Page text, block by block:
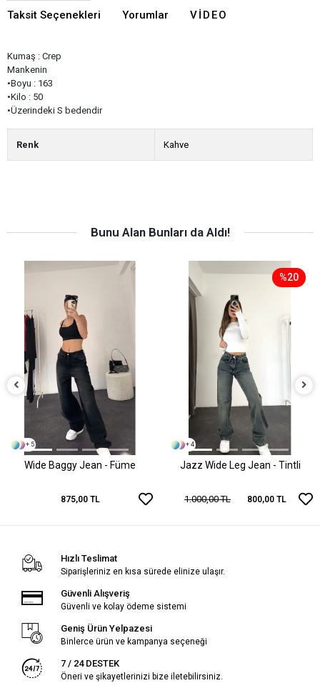
Taksit Seçenekleri Yorumlar VIDEO
Kumaş : Crep
Mankenin
•Boyu : 163
•Kilo : 50
•Üzerindeki S bedendir
Renk Kahve
Bunu Alan Bunları da Aldı!
+ 5
Wide Baggy Jean - Füme
875,00 TL
%20
+ 4
Jazz Wide Leg Jean - Tintli
1.000,00 TL 800,00 TL
Hızlı Teslimat
Siparişleriniz en kısa sürede elinize ulaşır.
Güvenli Alışveriş
Güvenli ve kolay ödeme sistemi
Geniş Ürün Yelpazesi
Binlerce ürün ve kampanya seçeneği
7 / 24 DESTEK
Öneri ve şikayetlerinizi bize iletebilirsiniz.